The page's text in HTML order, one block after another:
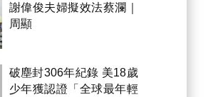
謝偉俊夫婦擬效法蔡瀾｜
周顯
破塵封306年紀錄 美18歲
少年獲認證「全球最年輕